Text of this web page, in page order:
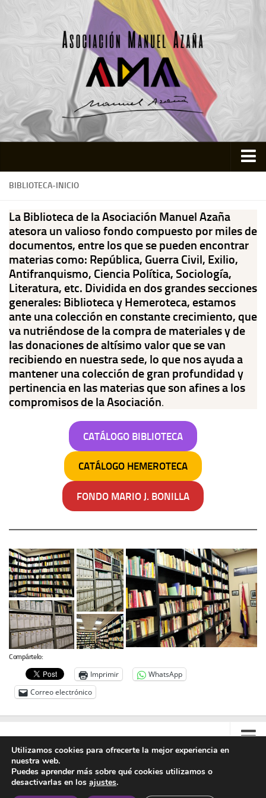
Inicio
Quienes somos
Actividades
Colabora
Contacto
Memoria Histórica
Investigación previa de la represión en Talavera de la Reina (1937-
1947).
Informe Represión en Toledo 1936-1947 | Buscador
Informe de la fosa de abril de 1939 de Tembleque
Enciclopedia Republicana
Personajes republicanos
Izquierda Republicana. Agrupaciones y Militantes (1934-1939)
Izquierda Republicana. Navarra
Izquierda Republicana. Galicia
Archivo
Archivo Documental
Biografía
Cronología fundamental de Manuel Azaña
Artículos sobre Manuel Azaña
Ochenta años sin Manuel Azaña
Bibliografías
Biblioteca
Catálogo Biblioteca
Catálogo Hemeroteca
Fondo Mario J. Bonilla
Biblioteca-Novedades
Publicaciones destacadas de nuestra hemeroteca
BIBLIOTECA-INICIO
La Biblioteca de la Asociación Manuel Azaña
atesora un valioso fondo compuesto por miles de
documentos, entre los que se pueden encontrar
materias como: República, Guerra Civil, Exilio,
Antifranquismo, Ciencia Política, Sociología,
Literatura, etc. Dividida en dos grandes secciones
generales: Biblioteca y Hemeroteca, estamos
ante una colección en constante crecimiento, que
va nutriéndose de la compra de materiales y de
las donaciones de altísimo valor que se van
recibiendo en nuestra sede, lo que nos ayuda a
mantener una colección de gran profundidad y
pertinencia en las materias que son afines a los
compromisos de la Asociación.
CATÁLOGO BIBLIOTECA
CATÁLOGO HEMEROTECA
FONDO MARIO J. BONILLA
Compártelo:
Imprimir
WhatsApp
Correo electrónico
Contacto
Colabora
Asociación Manuel Azaña © 2020 - Todos los derechos reservados
Utilizamos cookies para ofrecerte la mejor experiencia en
nuestra web.
Puedes aprender más sobre qué cookies utilizamos o
desactivarlas en los ajustes.